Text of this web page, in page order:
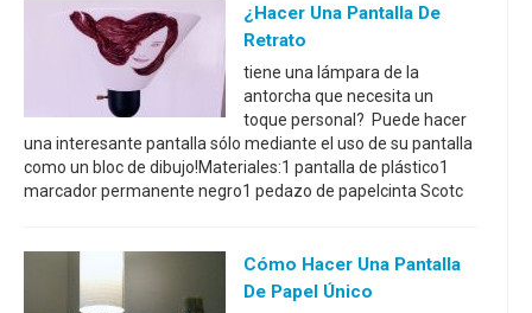
¿Hacer Una Pantalla De
Retrato
tiene una lámpara de la
antorcha que necesita un
toque personal? Puede hacer
una interesante pantalla sólo mediante el uso de su pantalla
como un bloc de dibujo!Materiales:1 pantalla de plástico1
marcador permanente negro1 pedazo de papelcinta Scotc
Cómo Hacer Una Pantalla
De Papel Único